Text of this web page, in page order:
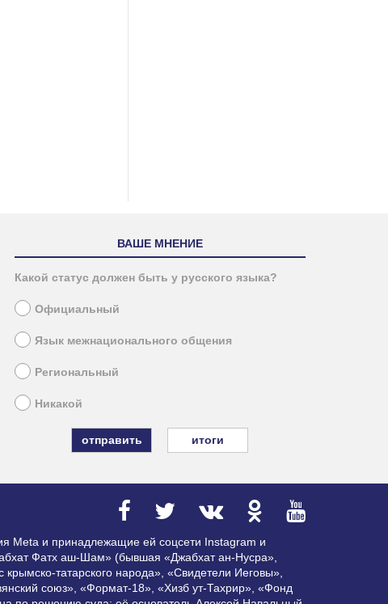
ВАШЕ МНЕНИЕ
Какой статус должен быть у русского языка?
Официальный
Язык межнационального общения
Региональный
Никакой
итоги
Meta и принадлежащие ей соцсети Instagram и
Фатх аш-Шам» (бывшая «Джабхат ан-Нусра»,
татарского народа», «Свидетели Иеговы»,
союз», «Формат-18», «Хизб ут-Тахрир», «Фонд